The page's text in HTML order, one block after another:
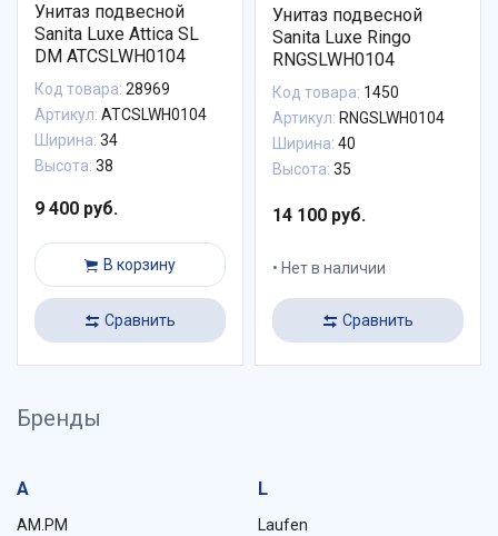
Унитаз подвесной
Sanita Luxe Attica SL
DM ATCSLWH0104
Код товара: 28969
Артикул: ATCSLWH0104
Ширина: 34
Высота: 38
9 400 руб.
В корзину
Сравнить
Унитаз подвесной
Sanita Luxe Ringo
RNGSLWH0104
Код товара: 1450
Артикул: RNGSLWH0104
Ширина: 40
Высота: 35
14 100 руб.
Нет в наличии
Сравнить
Бренды
A
AM.PM
L
Laufen